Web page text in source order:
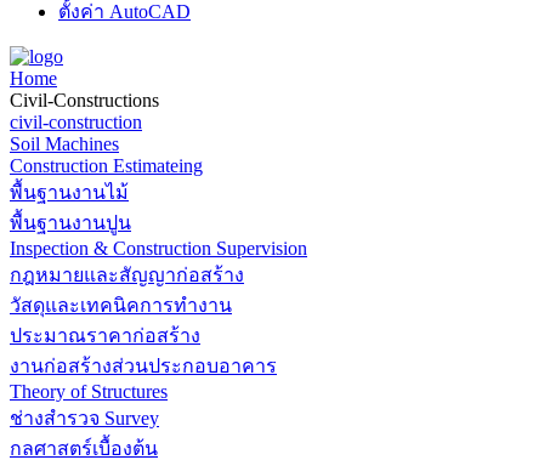
ตั้งค่า AutoCAD
Home
Civil-Constructions
civil-construction
Soil Machines
Construction Estimateing
พื้นฐานงานไม้
พื้นฐานงานปูน
Inspection & Construction Supervision
กฎหมายและสัญญาก่อสร้าง
วัสดุและเทคนิคการทำงาน
ประมาณราคาก่อสร้าง
งานก่อสร้างส่วนประกอบอาคาร
Theory of Structures
ช่างสำรวจ Survey
กลศาสตร์เบื้องต้น